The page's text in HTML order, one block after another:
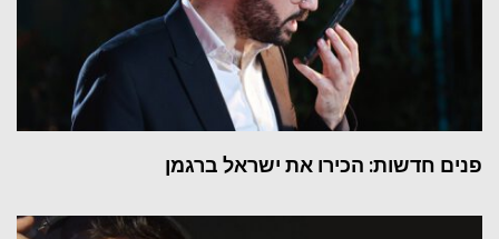
פנים חדשות: הכירו את ישראל ברגמן